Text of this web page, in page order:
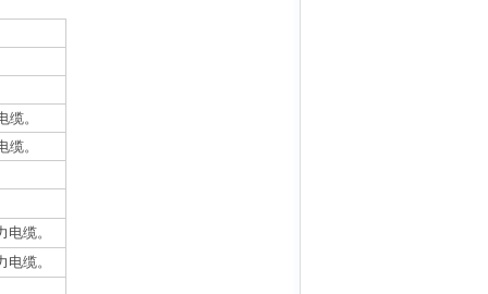
。
。
缆。
缆。